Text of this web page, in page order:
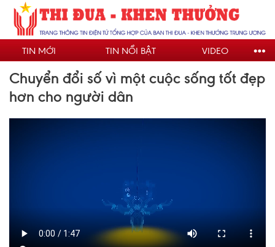
Nhảy
đến
nội
dungTIN MỚI TIN NỔI BẬT VIDEO
Chuyển đổi số vì một cuộc sống tốt đẹp
hơn cho người dân